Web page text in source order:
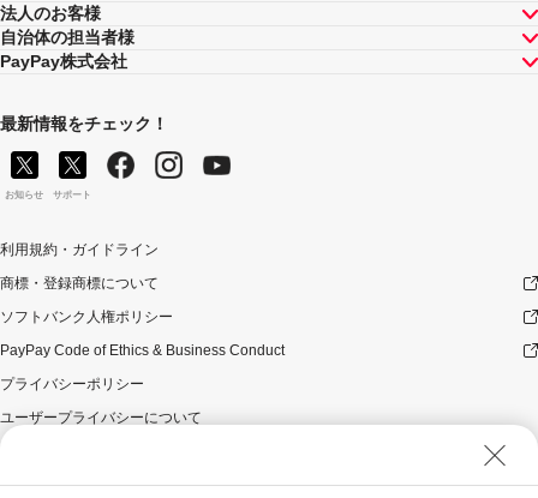
法人のお客様
自治体の担当者様
PayPay株式会社
最新情報をチェック！
お知らせ サポート
利用規約・ガイドライン
商標・登録商標について
ソフトバンク人権ポリシー
PayPay Code of Ethics & Business Conduct
プライバシーポリシー
ユーザープライバシーについて
ウェブサイト利用規約